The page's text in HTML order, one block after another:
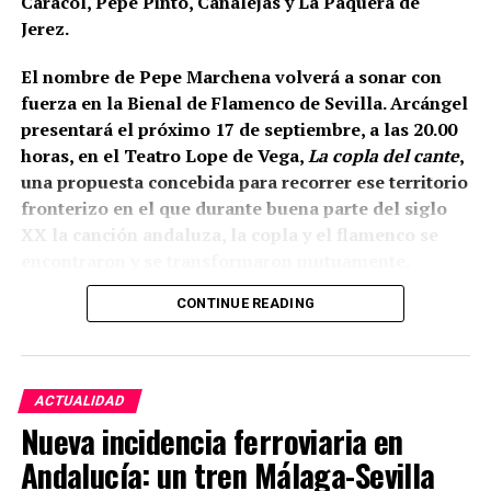
tongadas de cal hasta conformar la liza,
nivel del mar.
Está arqueológicamente demostrado que, al menos
Jerez.
El nombre de Pepe Marchena volverá a sonar con
fuerza en la Bienal de Flamenco de Sevilla. Arcángel
presentará el próximo 17 de septiembre, a las 20.00
horas, en el Teatro Lope de Vega,La copla del cante,
una propuesta concebida para recorrer ese territorio
fronterizo en el que durante buena parte del siglo
XX la canción andaluza, la copla y el flamenco se
La propia organización ha definido el espectáculo
entre flamenco y copla, pero existe un dato
especialmente relevante para Marchena: el
repertorio está inspirado expresamente en
Marchena, Caracol, Pepe Pinto, Canalejas y La
Paquera de Jerez. Es decir, Pepe Marchena no
CONTINUE READING
ACTUALIDAD
Nueva incidencia ferroviaria en
Andalucía: un tren Málaga-Sevilla